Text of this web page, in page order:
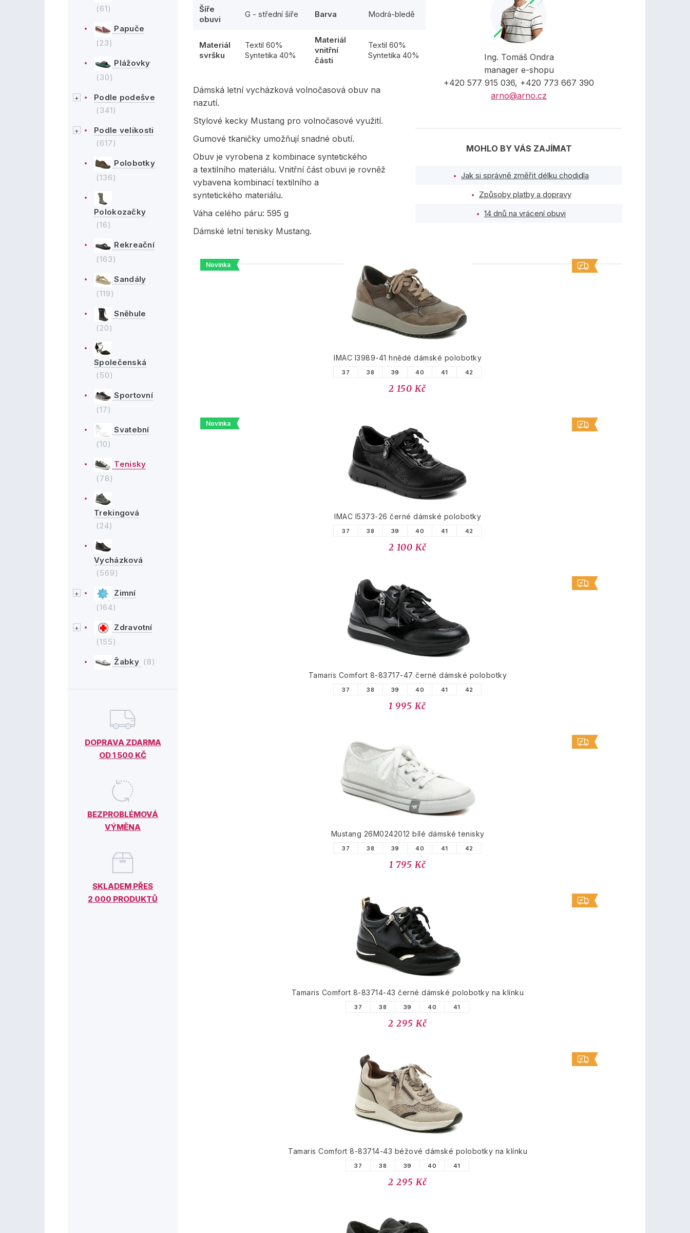
(61)
Papuče
(23)
Plážovky
(30)
Podle podešve
(341)
Podle velikosti
(617)
Polobotky
(136)
Polokozačky
(16)
Rekreační
(163)
Sandály
(119)
Sněhule
(20)
Společenská
(50)
Sportovní
(17)
Svatební
(10)
Tenisky
(78)
Trekingová
(24)
Vycházková
(569)
Zimní
(164)
Zdravotní
(155)
Žabky (8)
DOPRAVA ZDARMA
OD 1 500 KČ
BEZPROBLÉMOVÁ
VÝMĚNA
SKLADEM PŘES
2 000 PRODUKTŮ
Šíře
obuvi
G - střední šíře Barva Modrá-bledě
Materiál
svršku
Textil 60%
Syntetika 40%
Materiál
vnitřní
části
Textil 60%
Syntetika 40%
Dámská letní vycházková volnočasová obuv na
nazutí.
Stylové kecky Mustang pro volnočasové využití.
Gumové tkaničky umožňují snadné obutí.
Obuv je vyrobena z kombinace syntetického
a textilního materiálu. Vnitřní část obuvi je rovněž
vybavena kombinací textilního a
syntetického materiálu.
Váha celého páru: 595 g
Dámské letní tenisky Mustang.
Ing. Tomáš Ondra
manager e-shopu
+420 577 915 036, +420 773 667 390
arno@arno.cz
MOHLO BY VÁS ZAJÍMAT
Jak si správně změřit délku chodidla
Způsoby platby a dopravy
14 dnů na vrácení obuvi
PODOBNÉ PRODUKTY
Novinka
IMAC I3989-41 hnědé dámské polobotky
37 38 39 40 41 42
2 150 Kč
Novinka
IMAC I5373-26 černé dámské polobotky
37 38 39 40 41 42
2 100 Kč
Tamaris Comfort 8-83717-47 černé dámské polobotky
37 38 39 40 41 42
1 995 Kč
Mustang 26M0242012 bílé dámské tenisky
37 38 39 40 41 42
1 795 Kč
Tamaris Comfort 8-83714-43 černé dámské polobotky na klínku
37 38 39 40 41
2 295 Kč
Tamaris Comfort 8-83714-43 béžové dámské polobotky na klínku
37 38 39 40 41
2 295 Kč